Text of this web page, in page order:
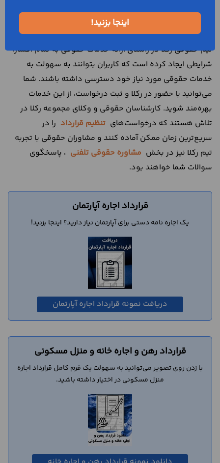
خدمات مورد نیاز شما
تیم حقوقی رکلا در راستای ارائه خدمات حقوقی به تمام اقشار،
شرایطی ایجاد کرده است که کاربران بتوانند به سهولت به
خدمات حقوقی مورد نیاز خود دسترسی داشته باشند. شما
می‌توانید با حضور در رکلا و ثبت درخواست، از این خدمات
بهره‌مند شوید. کارشناسان حقوقی و وکلای مجموعه رکلا در
تلاش هستند که درخواست‌های تنظیم قرارداد را در
سریع‌ترین زمان ممکن آماده کنند و مشاوران حقوقی با تجربه
تیم رکلا نیز در بخش مشاوره حقوقی تلفنی ، پاسخگوی
سوالات شما خواهند بود.
قرارداد اجاره آپارتمان
یک اجاره نامه دستی برای آپارتمان نیاز دارید؟ اینجا بزنید!
دریافت نمونه قرارداد اجاره آپارتمان
قرارداد رهن و اجاره خانه و منزل مسکونی
با زدن روی تصویر می‌‌توانید به سهولت یک فرم کامل قرارداد اجاره
منزل مسکونی در اختیار داشته باشید.
اینجا بزنید!